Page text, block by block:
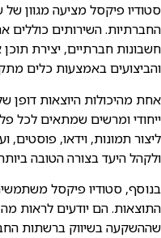
סטודיו פיקסל מציעה מגוון
החברתיות. השירותים כוללים
חשבונות חברתיים, יצירת
והביצועים באמצעות כלים
אחת מהיכולות היוצאות דופן
ייחודי ומרשים שמתאים לכל
ליצור תמונות, וידאו,
ולקהל היעד בצורה הטובה
בנוסף, סטודיו פיקסל
התוצאות. הם יודעים לראות
שההשקעה בשיווק ברשתות